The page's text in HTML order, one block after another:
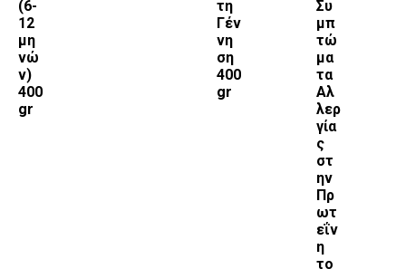
(6-
12
μη
νώ
ν)
400
gr
τη
Γέν
νη
ση
400
gr
Συ
μπ
τώ
μα
τα
Αλ
λερ
γία
ς
στ
ην
Πρ
ωτ
εΐν
η
το